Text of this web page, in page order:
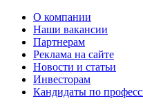
О компании
Наши вакансии
Партнерам
Реклама на сайте
Новости и статьи
Инвесторам
Кандидаты по